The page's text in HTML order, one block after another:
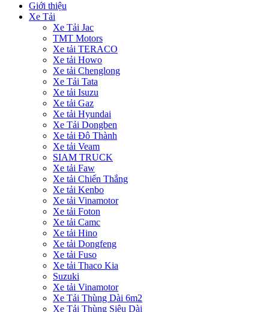
Giới thiệu
Xe Tải
Xe Tải Jac
TMT Motors
Xe tải TERACO
Xe tải Howo
Xe tải Chenglong
Xe Tải Tata
Xe tải Isuzu
Xe tải Gaz
Xe tải Hyundai
Xe Tải Dongben
Xe tải Đô Thành
Xe tải Veam
SIAM TRUCK
Xe tải Faw
Xe tải Chiến Thắng
Xe tải Kenbo
Xe tải Vinamotor
Xe tải Foton
Xe tải Camc
Xe tải Hino
Xe tải Dongfeng
Xe tải Fuso
Xe tải Thaco Kia
Suzuki
Xe tải Vinamotor
Xe Tải Thùng Dài 6m2
Xe Tải Thùng Siêu Dài